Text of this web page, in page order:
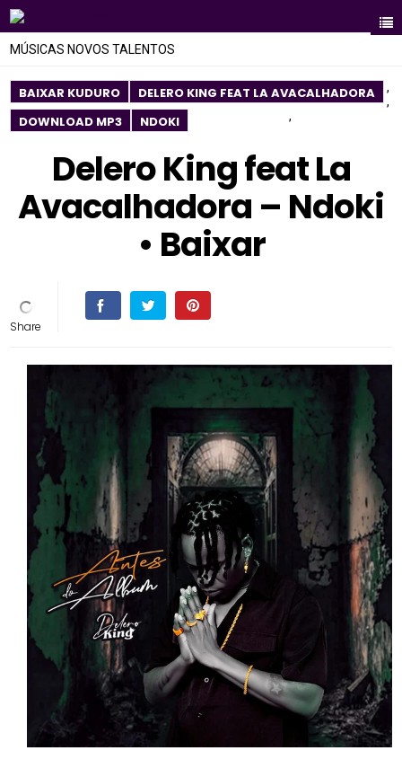
MÚSICAS NOVOS TALENTOS
BAIXAR KUDURO ,
DELERO KING FEAT LA AVACALHADORA ,
DOWNLOAD MP3 ,
NDOKI
Delero King feat La
Avacalhadora – Ndoki
• Baixar